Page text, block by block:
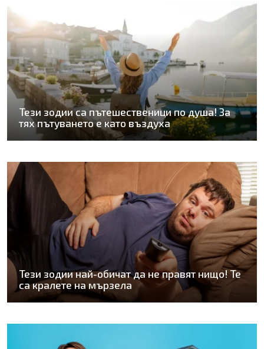
Тези зодии са пътешественици по душа! За
тях пътуването е като въздуха
Тези зодии най-обичат да не правят нищо! Те
са кралете на мързела